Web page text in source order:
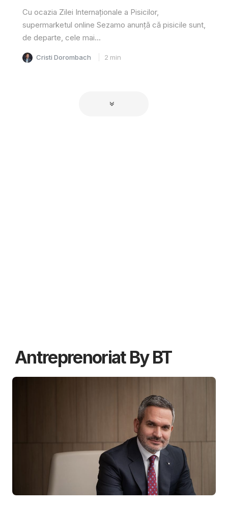
Cu ocazia Zilei Internaționale a Pisicilor,
supermarketul online Sezamo anunță că pisicile sunt,
de departe, cele mai...
Cristi Dorombach 2 min
Antreprenoriat By BT